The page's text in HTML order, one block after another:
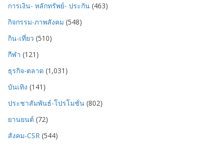
การเงิน- หลักทรัพย์- ประกัน (463)
กิจกรรม-ภาพสังคม (548)
กิน-เที่ยว (510)
กีฬา (121)
ธุรกิจ-ตลาด (1,031)
บันเทิง (141)
ประชาสัมพันธ์-โปรโมชั่น (802)
ยานยนต์ (72)
สังคม-CSR (544)